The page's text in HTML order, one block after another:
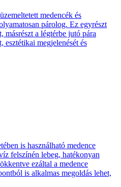
medencék és
párolog. Ez egyrészt
másrészt a légtérbe jutó pára
esztétikai megjelenését és
is használható medence
felszínén lebeg, hatékonyan
ezáltal a medence
is alkalmas megoldás lehet,